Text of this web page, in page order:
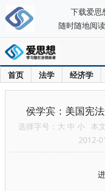
首页 法学 经济学
侯学宾：美国宪
选择字号： 大 中 小 本
2012-
下载爱思
随时随地阅